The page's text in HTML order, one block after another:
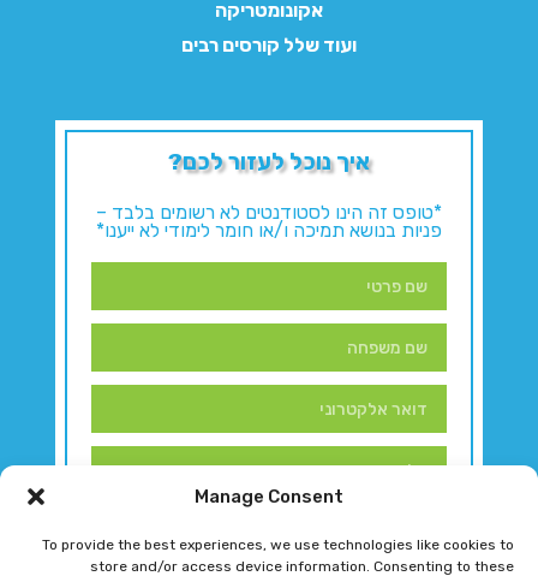
Manage Consent
To provide the best experiences, we use technologies like cookies to
store and/or access device information. Consenting to these
אקונומטריקה
ועוד שלל קורסים רבים
איך נוכל לעזור לכם?
*טופס זה הינו לסטודנטים לא רשומים בלבד –
פניות בנושא תמיכה ו/או חומר לימודי לא ייענו*